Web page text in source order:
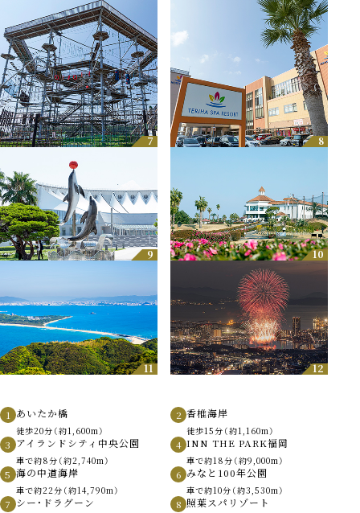
7 8
9 10
11 12
1 あいたか橋
徒歩20分（約1,600m）
2 香椎海岸
徒歩15分（約1,160m）
3 アイランドシティ中央公園
車で約8分（約2,740m）
4 INN THE PARK福岡
車で約18分（約9,000m）
5 海の中道海岸
車で約22分（約14,790m）
6 みなと100年公園
車で約10分（約3,530m）
7 シー・ドラグーン 8 照葉スパリゾート